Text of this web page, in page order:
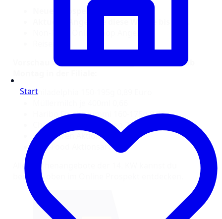
Vorschau auf die ALDI Süd Angebote KW 14 ab
Philadelphia 150-195g 0,89 Euro
Haribo Fruchtgummi 160-175g 0,77
Choceur Schokorosinen 200g 1,29
Backwaren Aktionen
Non-Food Aktionsartikel
Alle Wochenangebote der 14. KW kannst du
bequem oben im Online Prospekt entdecken.
Start